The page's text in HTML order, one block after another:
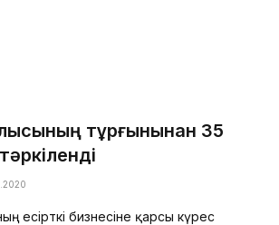
тұрғынынан 35
есірткі бизнесіне қарсы күрес